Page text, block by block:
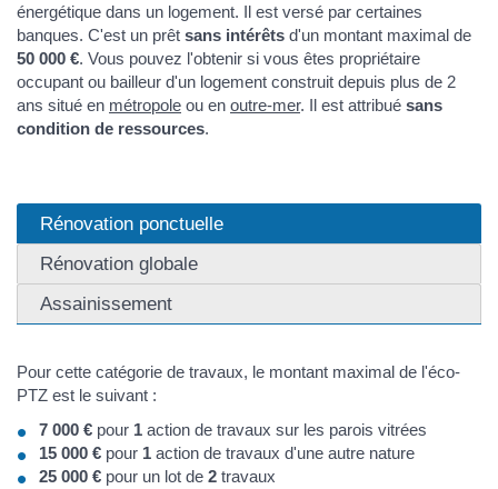
énergétique dans un logement. Il est versé par certaines
banques. C'est un prêt sans intérêts d'un montant maximal de
50 000 €. Vous pouvez l'obtenir si vous êtes propriétaire
occupant ou bailleur d'un logement construit depuis plus de 2
ans situé en métropole ou en outre-mer. Il est attribué sans
condition de ressources.
Rénovation ponctuelle
Rénovation globale
Assainissement
Pour cette catégorie de travaux, le montant maximal de l'éco-
PTZ est le suivant :
7 000 € pour 1 action de travaux sur les parois vitrées
15 000 € pour 1 action de travaux d'une autre nature
25 000 € pour un lot de 2 travaux